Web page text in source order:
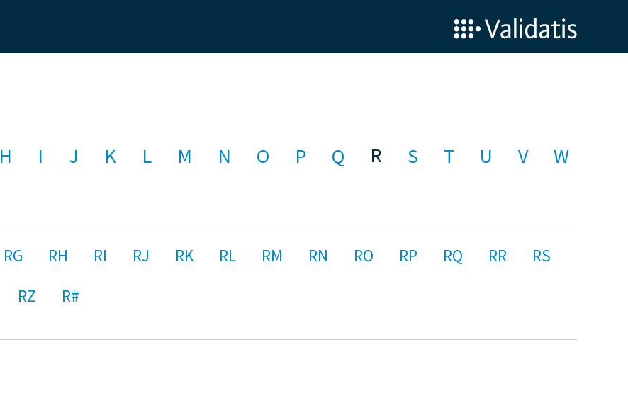
H I J K L M N O P Q R S T U V
W
RG RH RI RJ RK RL RM RN RO RP RQ RR
RS
RZ R#